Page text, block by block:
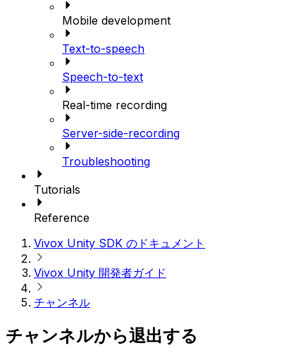
Mobile development
Text-to-speech
Speech-to-text
Real-time recording
Server-side-recording
Troubleshooting
Tutorials
Reference
Vivox Unity SDK のドキュメント
Vivox Unity 開発者ガイド
チャンネル
チャンネルから退出する